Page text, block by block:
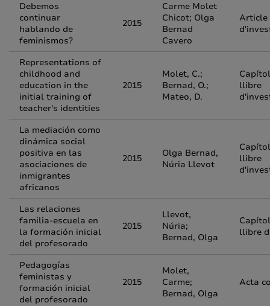
Debemos
continuar
hablando de
feminismos?
2015
Carme Molet
Chicot; Olga
Bernad
Cavero
Article
Representations of
childhood and
education in the
initial training of
teacher's identities
2015
Molet, C.;
Bernad, O.;
Mateo, D.
llibre
La mediación como
dinámica social
positiva en las
asociaciones de
inmigrantes
africanos
2015
Olga Bernad,
Núria Llevot
llibre
Las relaciones
familia-escuela en
la formación inicial
del profesorado
2015
Llevot,
Núria;
Bernad, Olga
llibre
Pedagogías
feministas y
formación inicial
del profesorado
2015
Molet,
Carme;
Bernad, Olga
Acta